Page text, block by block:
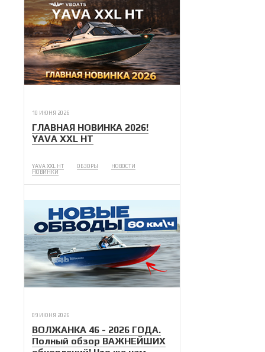
10 ИЮНЯ 2026
ГЛАВНАЯ НОВИНКА 2026!
YAVA XXL HT
YAVA XXL HT ОБЗОРЫ
НОВОСТИ
НОВИНКИ
09 ИЮНЯ 2026
ВОЛЖАНКА 46 - 2026 ГОДА.
Полный обзор ВАЖНЕЙШИХ